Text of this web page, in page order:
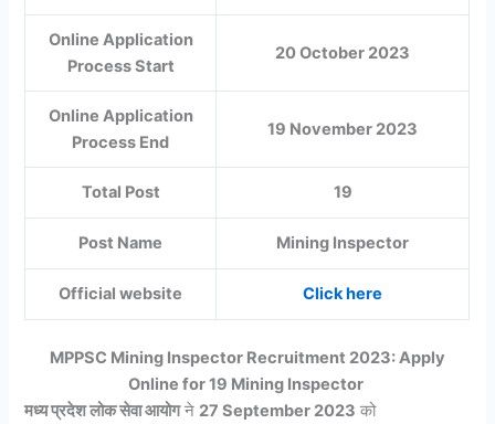
Online Application
Process Start
20 October 2023
Online Application
Process End
19 November 2023
Total Post 19
Post Name Mining Inspector
Official website Click here
MPPSC Mining Inspector Recruitment 2023: Apply
Online for 19 Mining Inspector
मध्य प्रदेश लोक सेवा आयोगने 27 September 2023 को